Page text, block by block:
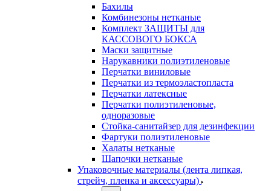
Бахилы
Комбинезоны нетканые
Комплект ЗАЩИТЫ для
КАССОВОГО БОКСА
Маски защитные
Нарукавники полиэтиленовые
Перчатки виниловые
Перчатки из термоэластопласта
Перчатки латексные
Перчатки полиэтиленовые,
одноразовые
Стойка-санитайзер для дезинфекции
Фартуки полиэтиленовые
Халаты нетканые
Шапочки нетканые
Упаковочные материалы (лента липкая,
стрейч, пленка и аксессуары)